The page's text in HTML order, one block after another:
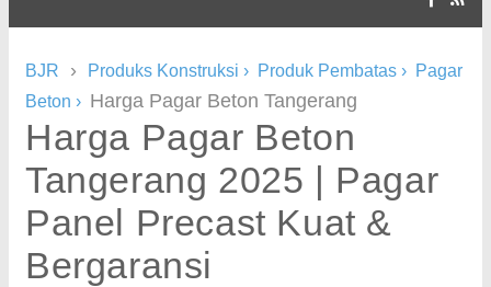
BJR › Produks Konstruksi › Produk Pembatas › Pagar
Beton › Harga Pagar Beton Tangerang
Harga Pagar Beton
Tangerang 2025 | Pagar
Panel Precast Kuat &
Bergaransi